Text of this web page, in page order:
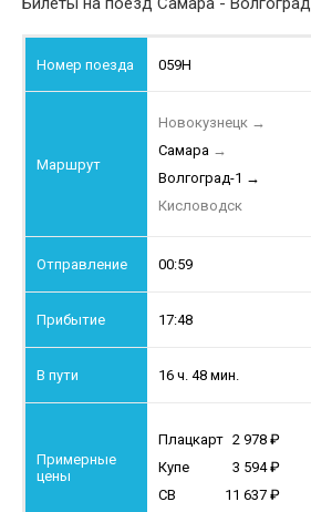
059Н
Новокузнецк →
Самара →
Волгоград-1 →
Кисловодск
00:59
17:48
16 ч. 48 мин.
Плацкарт 2 978
Купе
3 594
СВ
11 637